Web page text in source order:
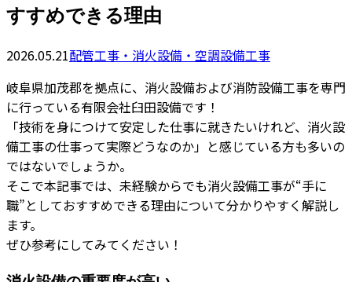
すすめできる理由
2026.05.21配管工事・消火設備・空調設備工事
岐阜県加茂郡を拠点に、消火設備および消防設備工事を専門
に行っている有限会社臼田設備です！
「技術を身につけて安定した仕事に就きたいけれど、消火設
備工事の仕事って実際どうなのか」と感じている方も多いの
ではないでしょうか。
そこで本記事では、未経験からでも消火設備工事が“手に
職”としておすすめできる理由について分かりやすく解説し
ます。
ぜひ参考にしてみてください！